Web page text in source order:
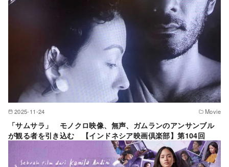
2025-11-24 Movie
「サムサラ」 モノクロ映像、無声、ガムランのアンサンブル
が観る者を引き込む 【インドネシア映画倶楽部】第104回